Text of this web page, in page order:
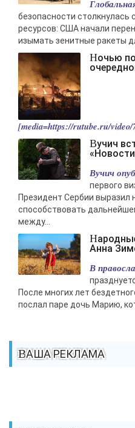
-- Люблю давать советы и
безопасности столкнулась
ресурсов: США начали
изымать зенитные ракеты
Ночью по Украине совершён
[media=https://rutube.ru/video/
Вучич встретил Зеленского -
Вучич
первого
Президент Сербии выразил
способствовать
между...
Народные приметы на 7 августа —
Анна
В
После многих лет
послал паре дочь Марию,
ВАША РЕКЛАМА